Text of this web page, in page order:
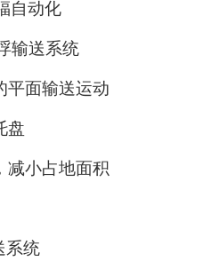
输送系统
面输送运动
盘
小占地面积
统